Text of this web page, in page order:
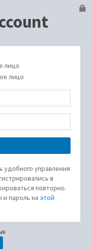
лицо
лицо
удобного управления
в
повторно.
и пароль наэтой